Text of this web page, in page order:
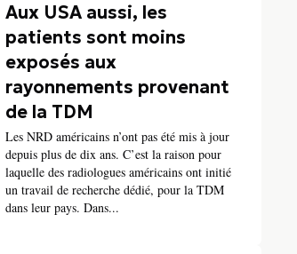
Aux USA aussi, les
patients sont moins
exposés aux
rayonnements provenant
de la TDM
Les NRD américains n’ont pas été mis à jour
depuis plus de dix ans. C’est la raison pour
laquelle des radiologues américains ont initié
un travail de recherche dédié, pour la TDM
dans leur pays. Dans...